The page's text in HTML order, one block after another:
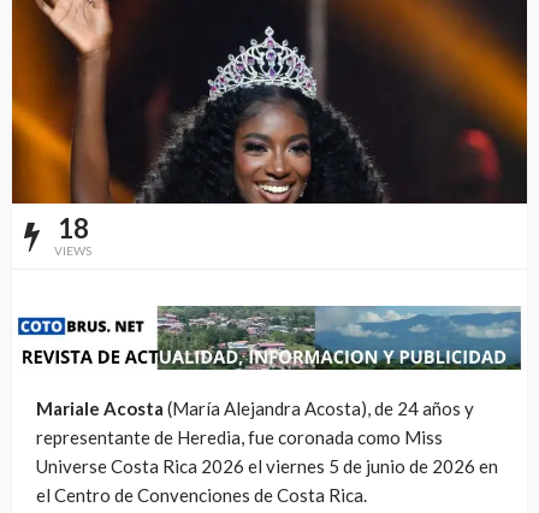
18
VIEWS
Mariale Acosta (María Alejandra Acosta), de 24 años y
representante de Heredia, fue coronada como Miss
Universe Costa Rica 2026 el viernes 5 de junio de 2026 en
el Centro de Convenciones de Costa Rica.